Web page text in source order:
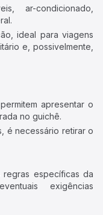
ar-condicionado,
ideal para viagens
e, possivelmente,
apresentar o
no guichê.
é necessário retirar o
específicas da
exigências